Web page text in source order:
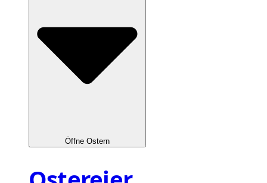
Öffne Ostern